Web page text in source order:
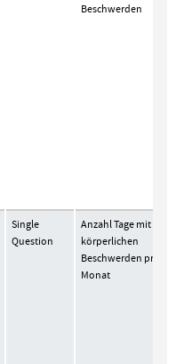
Beschwerden
Single
Question
Anzahl Tage mit
körperlichen
Beschwerden pro
Monat